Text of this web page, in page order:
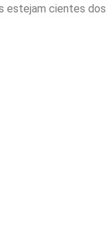
estejam cientes dos